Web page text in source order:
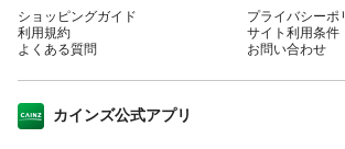
ショッピングガイド
利用規約
よくある質問
プライバシーポ
サイト利用条件
お問い合わせ
カインズ公式アプリ